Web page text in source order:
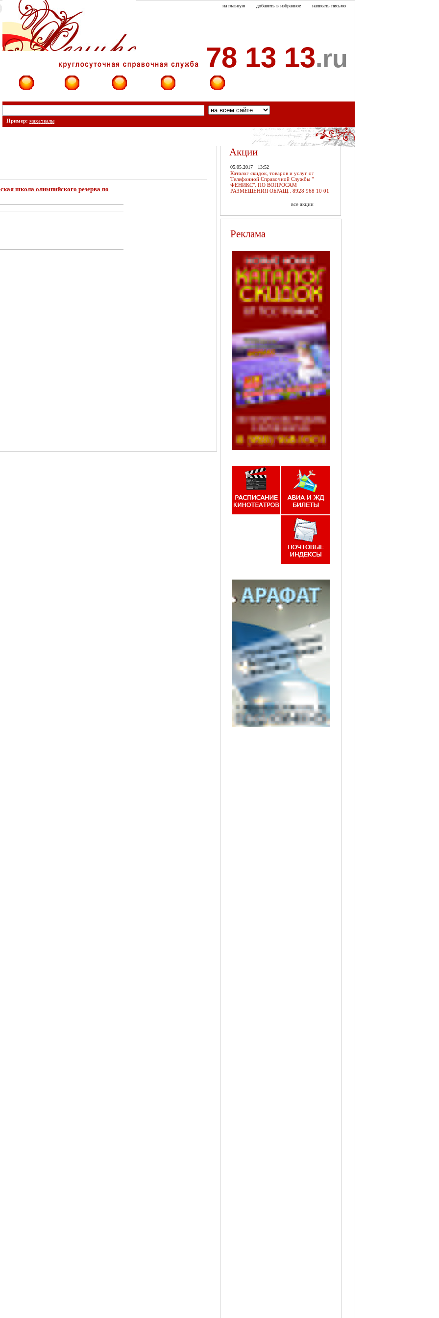
на главную добавить в избранное написать письмо
78 13 13.ru
Пример: махачкалы
школа олимпийского резерва по
Акции
05.05.2017 13:52
Каталог скидок, товаров и услуг от
Телефонной Справочной Службы "
ФЕНИКС". ПО ВОПРОСАМ
РАЗМЕЩЕНИЯ ОБРАЩ.. 8928 968 10 01
все акции
Реклама